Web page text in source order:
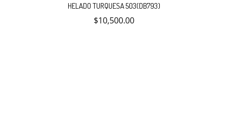
HELADO TURQUESA 503(DB793)
$10,500.00